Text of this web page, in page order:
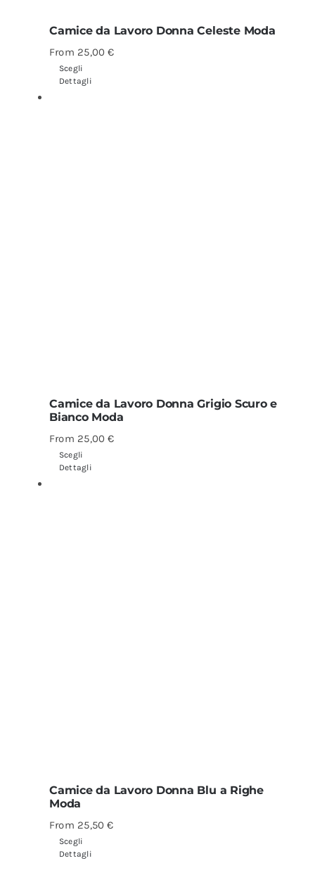
Camice da Lavoro Donna Celeste Moda
From 25,00€
Scegli
Dettagli
Camice da Lavoro Donna Grigio Scuro e
Bianco Moda
From 25,00€
Scegli
Dettagli
Camice da Lavoro Donna Blu a Righe
Moda
From 25,50€
Scegli
Dettagli